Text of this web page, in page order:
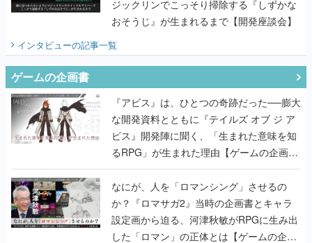
『アビス』は、ひとつの奇跡だった──膨大
な開発資料とともに『テイルズ オブ ジ ア
るRPG」が生まれた理由【ゲームの企画
書】
なにが、人を「ロマンシング」させるの
か？『ロマサガ2』当時の企画書とキャラ
設定画から迫る、河津秋敏がRPGに生み出
した「ロマン」の正体とは【ゲームの企画
書】
『ガンパレ』の企画書、ついに公開━初代
PSの伝説的タイトルは、なぜ生まれたの